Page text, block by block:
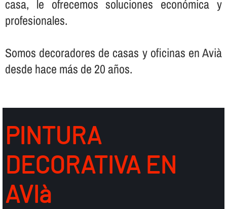
casa, le ofrecemos soluciones económica y
profesionales.
Somos decoradores de casas y oficinas en Avià
desde hace más de 20 años.
PINTURA
DECORATIVA EN
AVIà